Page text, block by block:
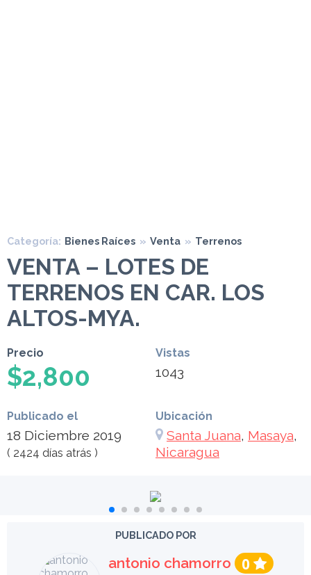
Categoría: Bienes Raíces » Venta » Terrenos
VENTA – LOTES DE
TERRENOS EN CAR. LOS
ALTOS-MYA.
Precio
$2,800
Vistas
1043
Publicado el
18 Diciembre 2019
( 2424 días atrás )
Ubicación
Santa Juana, Masaya,
Nicaragua
PUBLICADO POR
antonio chamorro 0